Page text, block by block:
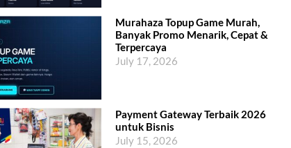
Murahaza Topup Game Murah,
Banyak Promo Menarik, Cepat &
Terpercaya
July 17, 2026
Payment Gateway Terbaik 2026
untuk Bisnis
July 15, 2026